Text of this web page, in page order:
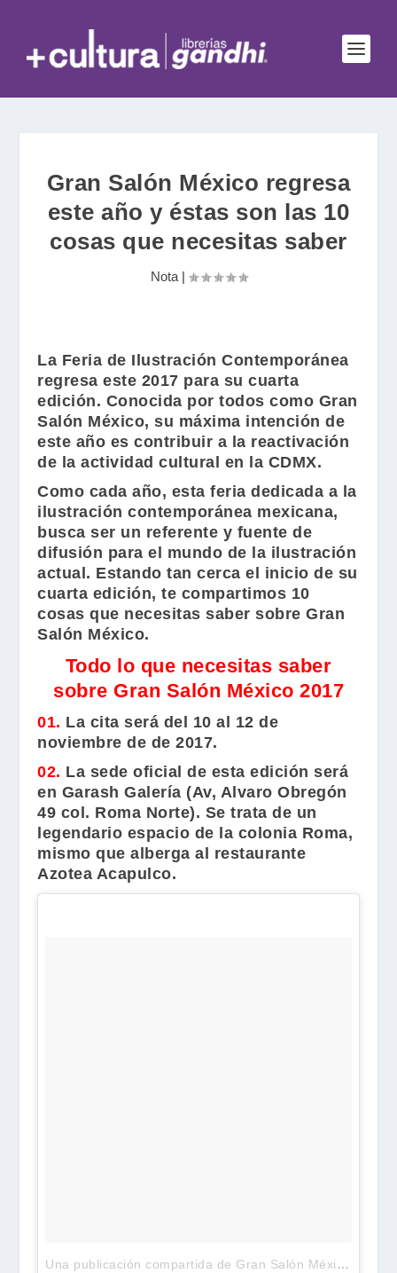
Gran Salón México regresa
este año y éstas son las 10
cosas que necesitas saber
Nota|
La Feria de Ilustración Contemporánea
regresa este 2017 para su cuarta
edición. Conocida por todos como Gran
Salón México, su máxima intención de
este año es contribuir a la reactivación
de la actividad cultural en la CDMX.
Como cada año, esta feria dedicada a la
ilustración contemporánea mexicana,
busca ser un referente y fuente de
difusión para el mundo de la ilustración
actual. Estando tan cerca el inicio de su
cuarta edición, te compartimos 10
cosas que necesitas saber sobreGran
Salón México.
Todo lo que necesitas saber
sobre Gran Salón México 2017
01. La cita será del 10 al 12 de
noviembre de de 2017.
02. La sede oficial de esta edición será
en Garash Galería (Av, Alvaro Obregón
49 col. Roma Norte). Se trata de un
legendario espacio de la colonia Roma,
mismo que alberga al restaurante
Azotea Acapulco.
Una publicación compartida de Gran Salón México (@gran_salon)